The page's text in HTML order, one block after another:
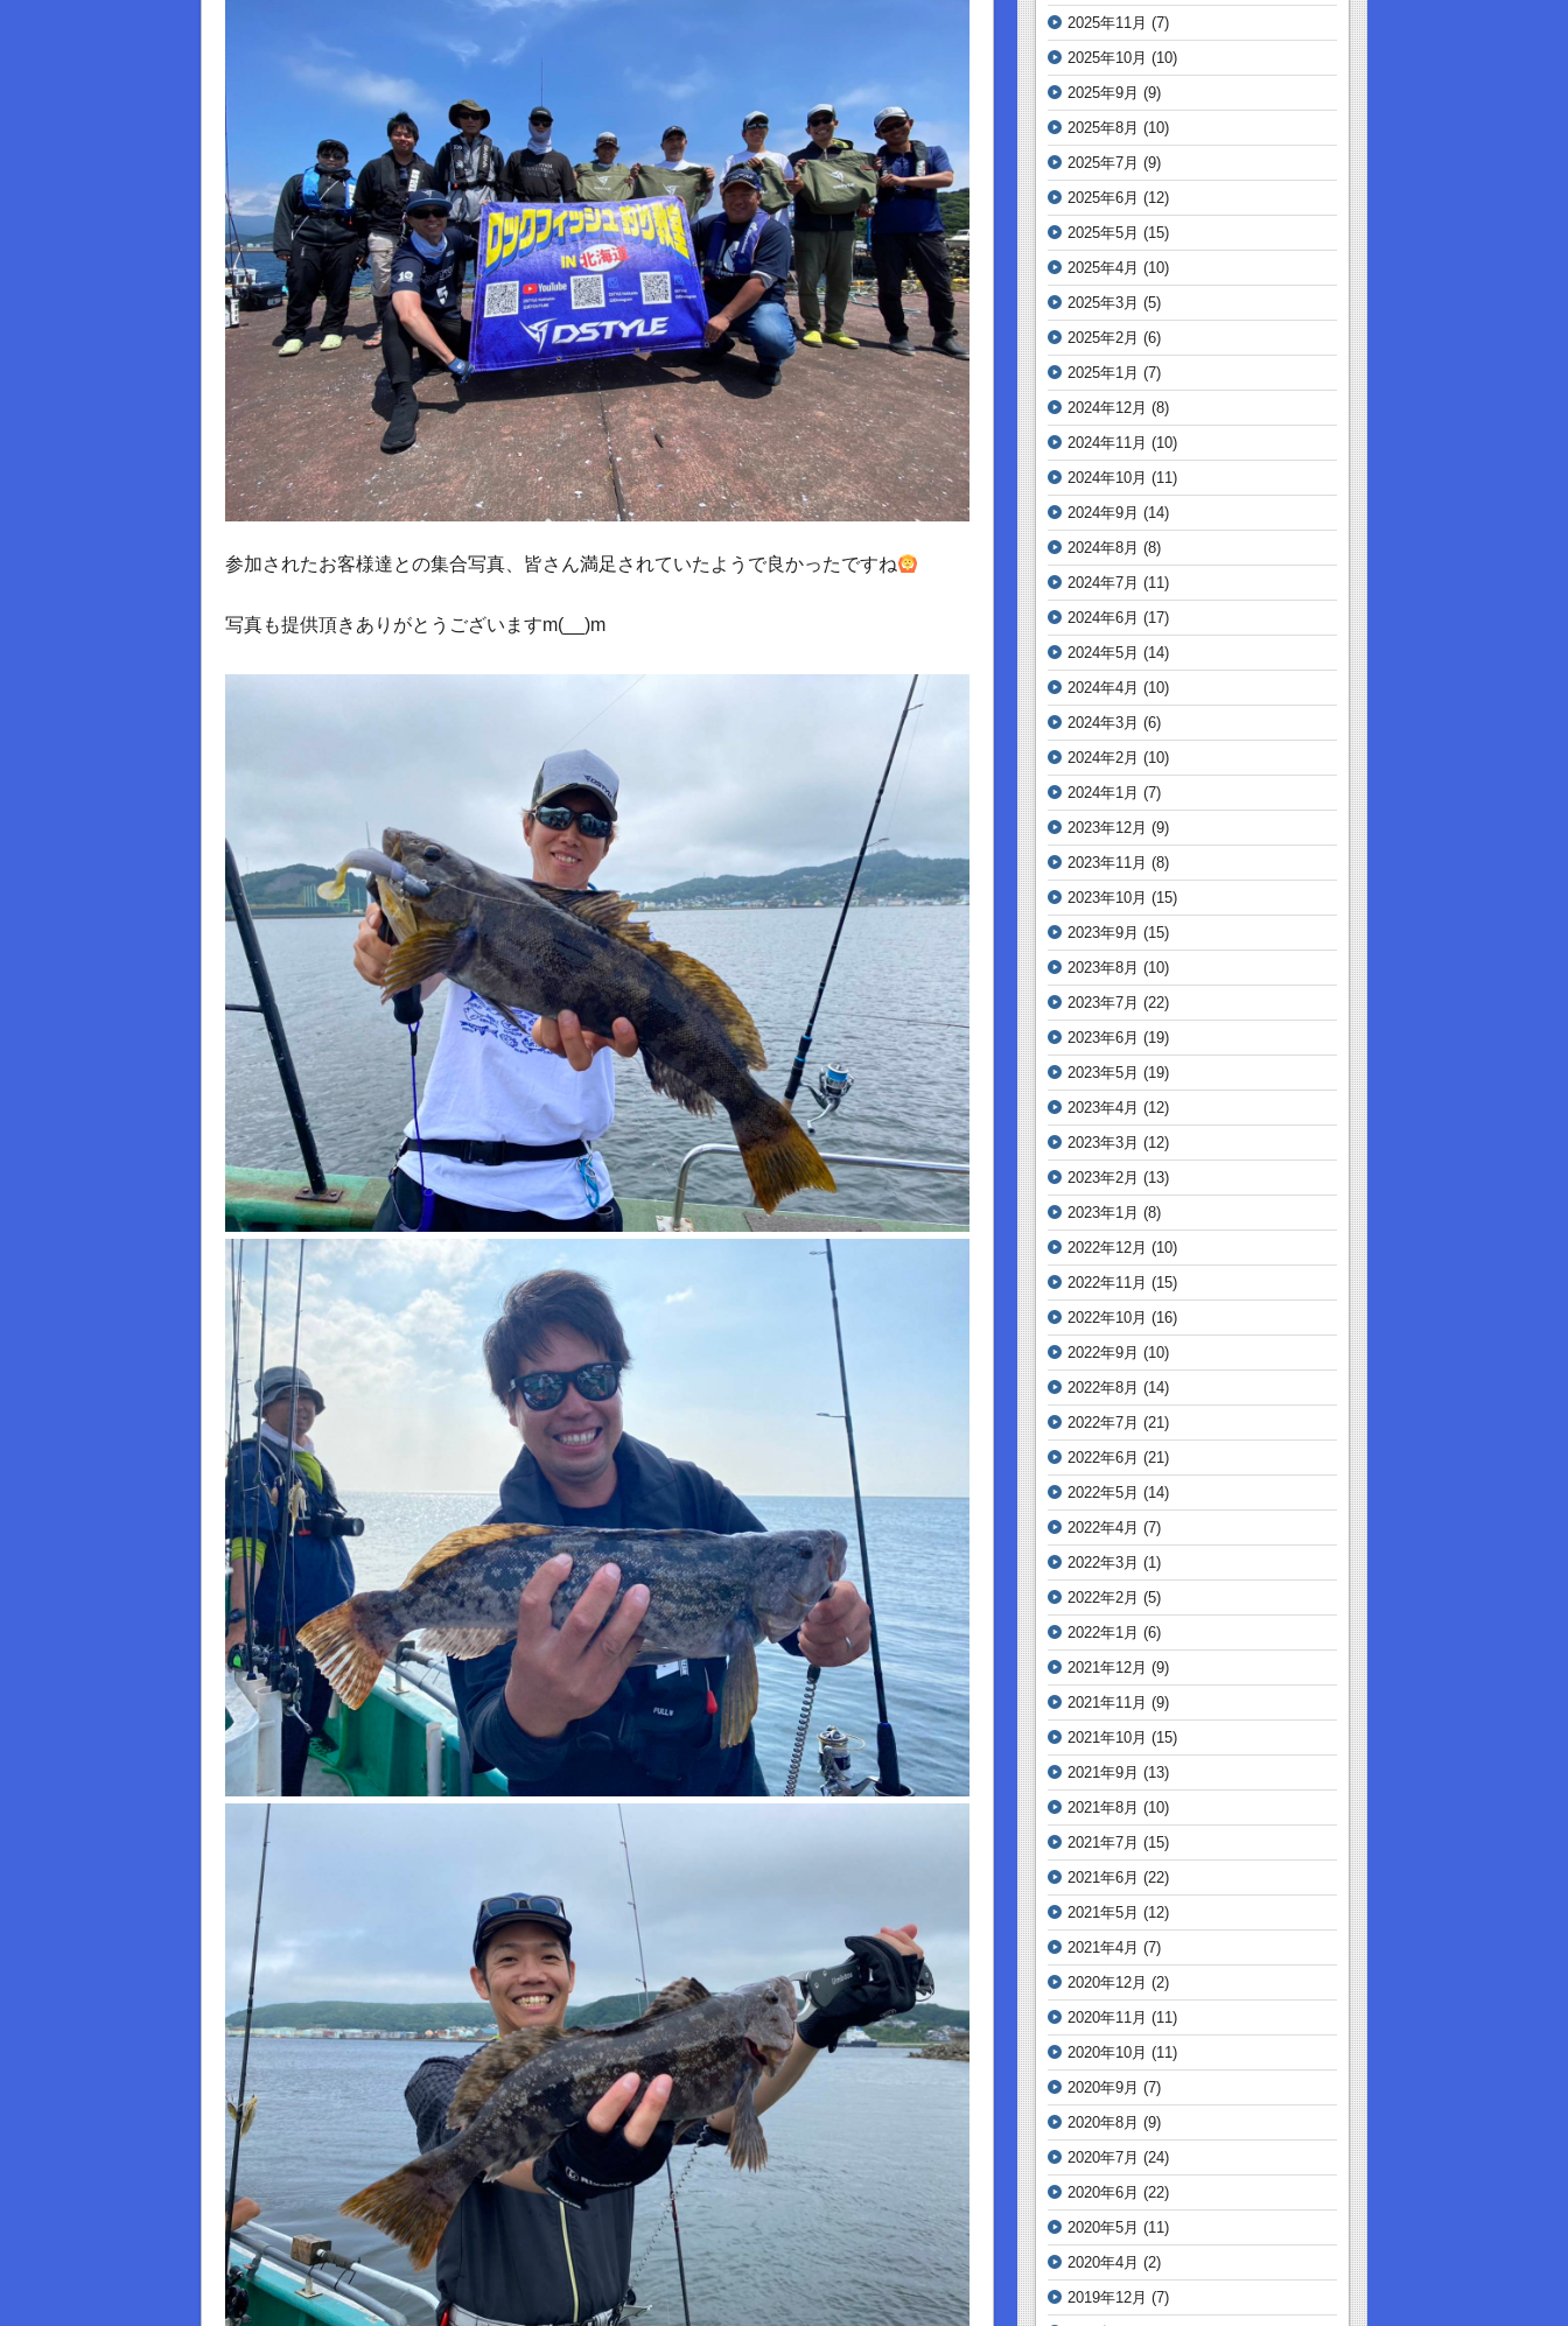
参加されたお客様達との集合写真、皆さん満足されていたようで良かったですね
写真も提供頂きありがとうございますm(__)m
2025年11月 (7)
2025年10月 (10)
2025年9月 (9)
2025年8月 (10)
2025年7月 (9)
2025年6月 (12)
2025年5月 (15)
2025年4月 (10)
2025年3月 (5)
2025年2月 (6)
2025年1月 (7)
2024年12月 (8)
2024年11月 (10)
2024年10月 (11)
2024年9月 (14)
2024年8月 (8)
2024年7月 (11)
2024年6月 (17)
2024年5月 (14)
2024年4月 (10)
2024年3月 (6)
2024年2月 (10)
2024年1月 (7)
2023年12月 (9)
2023年11月 (8)
2023年10月 (15)
2023年9月 (15)
2023年8月 (10)
2023年7月 (22)
2023年6月 (19)
2023年5月 (19)
2023年4月 (12)
2023年3月 (12)
2023年2月 (13)
2023年1月 (8)
2022年12月 (10)
2022年11月 (15)
2022年10月 (16)
2022年9月 (10)
2022年8月 (14)
2022年7月 (21)
2022年6月 (21)
2022年5月 (14)
2022年4月 (7)
2022年3月 (1)
2022年2月 (5)
2022年1月 (6)
2021年12月 (9)
2021年11月 (9)
2021年10月 (15)
2021年9月 (13)
2021年8月 (10)
2021年7月 (15)
2021年6月 (22)
2021年5月 (12)
2021年4月 (7)
2020年12月 (2)
2020年11月 (11)
2020年10月 (11)
2020年9月 (7)
2020年8月 (9)
2020年7月 (24)
2020年6月 (22)
2020年5月 (11)
2020年4月 (2)
2019年12月 (7)